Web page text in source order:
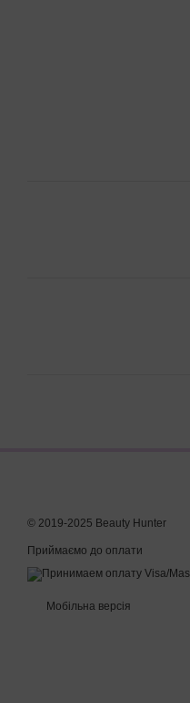
© 2019-2025 Beauty Hunter
Приймаємо до оплати
Мобільна версія